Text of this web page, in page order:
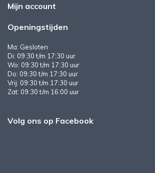
Mijn account
Openingstijden
Ma: Gesloten
Di: 09:30 t/m 17:30 uur
Wo: 09:30 t/m 17:30 uur
Do: 09:30 t/m 17:30 uur
Vrij: 09:30 t/m 17:30 uur
Zat: 09:30 t/m 16:00 uur
Volg ons op Facebook